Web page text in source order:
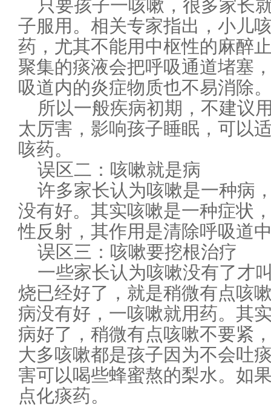
只要孩子一咳嗽，很多家长
子服用。相关专家指出，小儿
药，尤其不能用中枢性的麻醉
聚集的痰液会把呼吸通道堵塞
吸道内的炎症物质也不易消除
所以一般疾病初期，不建议
太厉害，影响孩子睡眠，可以
咳药。
误区二：咳嗽就是病
许多家长认为咳嗽是一种病
没有好。其实咳嗽是一种症状
性反射，其作用是清除呼吸道
误区三：咳嗽要挖根治疗
一些家长认为咳嗽没有了才
烧已经好了，就是稍微有点咳
病没有好，一咳嗽就用药。其
病好了，稍微有点咳嗽不要紧
大多咳嗽都是孩子因为不会吐
害可以喝些蜂蜜熬的梨水。如
点化痰药。